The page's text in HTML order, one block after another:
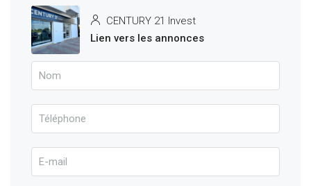
CENTURY 21 Invest
Lien vers les annonces